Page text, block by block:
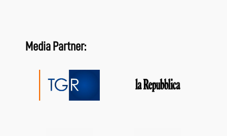
Media Partner: